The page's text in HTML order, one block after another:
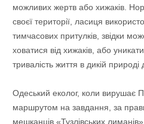
можливих жертв або хижаків.
своєї території, ласиця
тимчасових притулків, звідки
ховатися від хижаків, або
тривалість життя в дикій природі
Одеський еколог, коли вирушає
маршрутом на завдання, за
мешканців «Тузлівських